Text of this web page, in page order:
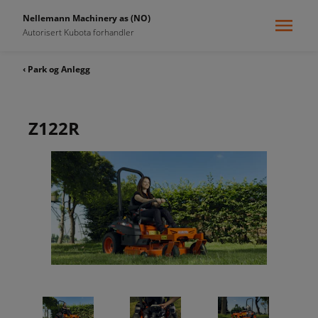
Nellemann Machinery as (NO)
Autorisert Kubota forhandler
‹ Park og Anlegg
Z122R